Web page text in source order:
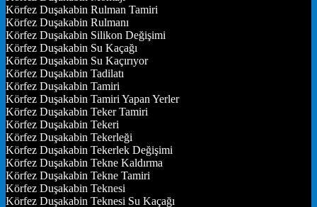
Körfez Duşakabin Rulman Tamiri
Körfez Duşakabin Rulmanı
Körfez Duşakabin Silikon Değişimi
Körfez Duşakabin Su Kaçağı
Körfez Duşakabin Su Kaçırıyor
Körfez Duşakabin Tadilatı
Körfez Duşakabin Tamiri
Körfez Duşakabin Tamiri Yapan Yerler
Körfez Duşakabin Teker Tamiri
Körfez Duşakabin Tekeri
Körfez Duşakabin Tekerleği
Körfez Duşakabin Tekerlek Değişimi
Körfez Duşakabin Tekne Kaldırma
Körfez Duşakabin Tekne Tamiri
Körfez Duşakabin Teknesi
Körfez Duşakabin Teknesi Su Kaçağı